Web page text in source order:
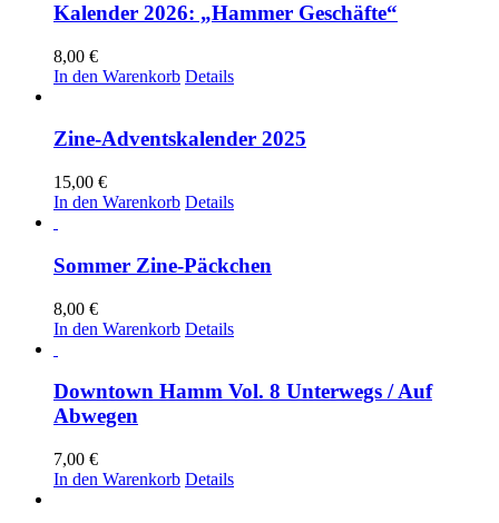
Kalender 2026: „Hammer Geschäfte“
8,00 €
In den Warenkorb Details
Zine-Adventskalender 2025
15,00 €
In den Warenkorb Details
Sommer Zine-Päckchen
8,00 €
In den Warenkorb Details
Downtown Hamm Vol. 8 Unterwegs / Auf
Abwegen
7,00 €
In den Warenkorb Details